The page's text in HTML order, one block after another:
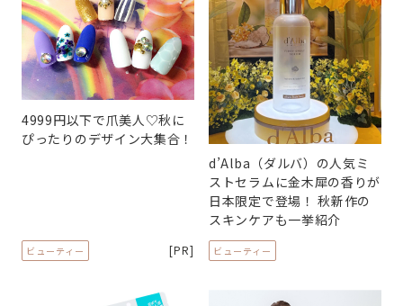
4999円以下で爪美人♡秋に
ぴったりのデザイン大集合！
ビューティー [PR]
d’Alba（ダルバ）の人気ミ
ストセラムに金木犀の香りが
日本限定で登場！ 秋新作の
スキンケアも一挙紹介
ビューティー